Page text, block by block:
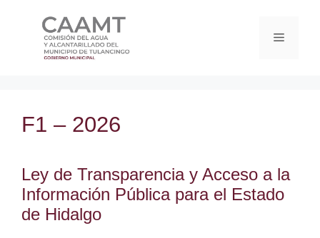
F1 – 2026
Ley de Transparencia y Acceso a la
Información Pública para el Estado
de Hidalgo